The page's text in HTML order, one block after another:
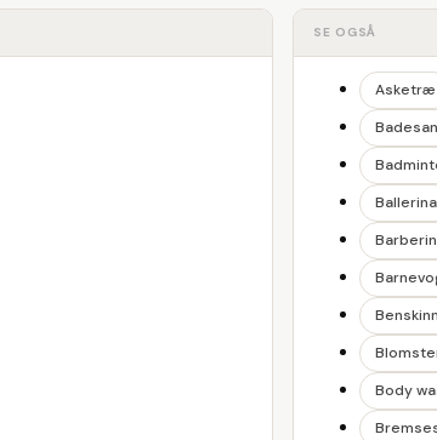
SE OGSÅ
Asketræ
Ballerina
Body